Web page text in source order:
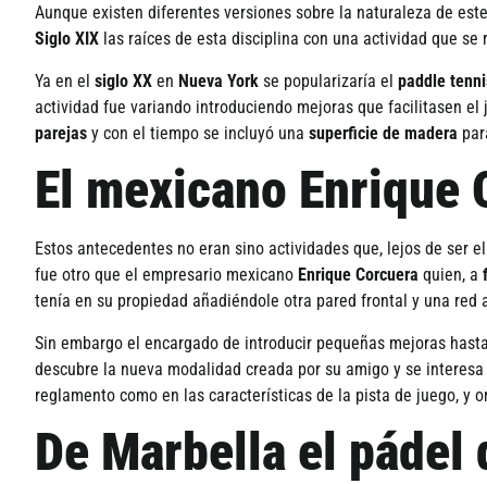
Aunque existen diferentes versiones sobre la naturaleza de
Siglo XIX las raí­ces de esta disciplina con una actividad que
Ya en el siglo XX en Nueva York se popularizarí­a el paddle
actividad fue variando introduciendo mejoras que facilitasen
parejas y con el tiempo se incluyó una superficie de madera
El mexicano
Estos antecedentes no eran sino actividades que, lejos de ser
fue otro que el empresario mexicano Enrique Corcuera quien, a
tení­a en su propiedad añadiéndole otra pared frontal y una
Sin embargo el encargado de introducir pequeñas mejoras
descubre la nueva modalidad creada por su amigo y se
reglamento como en las caracterí­sticas de la pista de juego, y
De Marbella el